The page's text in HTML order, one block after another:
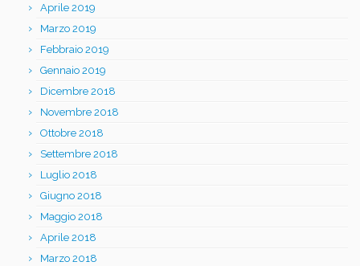
Aprile 2019
Marzo 2019
Febbraio 2019
Gennaio 2019
Dicembre 2018
Novembre 2018
Ottobre 2018
Settembre 2018
Luglio 2018
Giugno 2018
Maggio 2018
Aprile 2018
Marzo 2018